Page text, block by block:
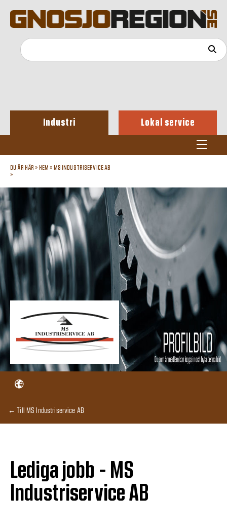
Industri Lokal service
DU ÄR HÄR » HEM » MS INDUSTRISERVICE AB
»
← Till MS Industriservice AB
Lediga jobb - MS
Industriservice AB